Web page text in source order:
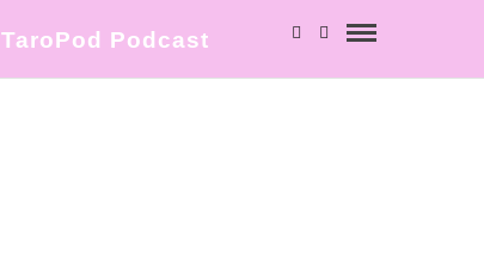
TaroPod Podcast